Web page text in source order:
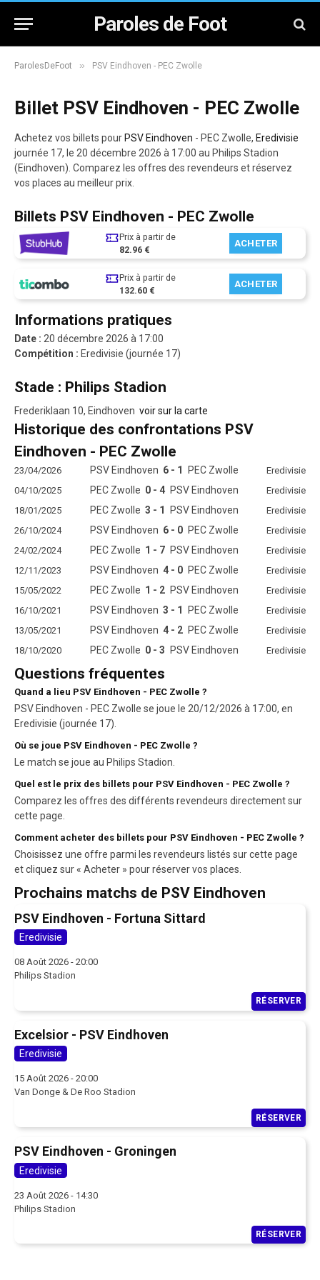
Paroles de Foot
ParolesDeFoot » PSV Eindhoven - PEC Zwolle
Billet PSV Eindhoven - PEC Zwolle
Achetez vos billets pour PSV Eindhoven - PEC Zwolle, Eredivisie
journée 17, le 20 décembre 2026 à 17:00 au Philips Stadion
(Eindhoven). Comparez les offres des revendeurs et réservez
vos places au meilleur prix.
Billets PSV Eindhoven - PEC Zwolle
Prix à partir de
82.96 €
ACHETER
Prix à partir de
132.60 €
ACHETER
Informations pratiques
Date : 20 décembre 2026 à 17:00
Compétition : Eredivisie (journée 17)
Stade : Philips Stadion
Frederiklaan 10, Eindhoven voir sur la carte
Historique des confrontations PSV
Eindhoven - PEC Zwolle
23/04/2026 PSV Eindhoven 6 - 1 PEC Zwolle
Eredivisie
04/10/2025
PEC Zwolle 0 - 4 PSV Eindhoven
Eredivisie
18/01/2025
PEC Zwolle 3 - 1 PSV Eindhoven
Eredivisie
26/10/2024
PSV Eindhoven 6 - 0 PEC Zwolle
Eredivisie
24/02/2024
PEC Zwolle 1 - 7 PSV Eindhoven
Eredivisie
12/11/2023
PSV Eindhoven 4 - 0 PEC Zwolle
Eredivisie
15/05/2022
PEC Zwolle 1 - 2 PSV Eindhoven
Eredivisie
16/10/2021
PSV Eindhoven 3 - 1 PEC Zwolle
Eredivisie
13/05/2021
PSV Eindhoven 4 - 2 PEC Zwolle
Eredivisie
18/10/2020
PEC Zwolle 0 - 3 PSV Eindhoven Eredivisie
Questions fréquentes
Quand a lieu PSV Eindhoven - PEC Zwolle ?
PSV Eindhoven - PEC Zwolle se joue le 20/12/2026 à 17:00, en
Eredivisie (journée 17).
Où se joue PSV Eindhoven - PEC Zwolle ?
Le match se joue au Philips Stadion.
Quel est le prix des billets pour PSV Eindhoven - PEC Zwolle ?
Comparez les offres des différents revendeurs directement sur
cette page.
Comment acheter des billets pour PSV Eindhoven - PEC Zwolle ?
Choisissez une offre parmi les revendeurs listés sur cette page
et cliquez sur « Acheter » pour réserver vos places.
Prochains matchs de PSV Eindhoven
PSV Eindhoven - Fortuna Sittard
Eredivisie
08 Août 2026 - 20:00
Philips Stadion
RÉSERVER
Excelsior - PSV Eindhoven
Eredivisie
15 Août 2026 - 20:00
Van Donge & De Roo Stadion
RÉSERVER
PSV Eindhoven - Groningen
Eredivisie
23 Août 2026 - 14:30
Philips Stadion
RÉSERVER